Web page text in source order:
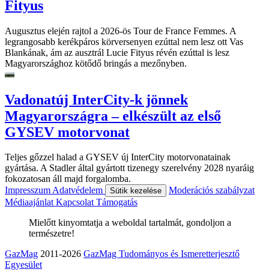
Fityus
Augusztus elején rajtol a 2026-ös Tour de France Femmes. A
legrangosabb kerékpáros körversenyen ezúttal nem lesz ott Vas
Blankának, ám az ausztrál Lucie Fityus révén ezúttal is lesz
Magyarországhoz kötődő bringás a mezőnyben.
Vadonatúj InterCity-k jönnek
Magyarországra – elkészült az első
GYSEV motorvonat
Teljes gőzzel halad a GYSEV új InterCity motorvonatainak
gyártása. A Stadler által gyártott tizenegy szerelvény 2028 nyaráig
fokozatosan áll majd forgalomba.
ImpresszumAdatvédelem Sütik kezelése
Moderációs szabályzat
MédiaajánlatKapcsolatTámogatás
Mielőtt kinyomtatja a weboldal tartalmát, gondoljon a
természetre!
GazMag 2011-2026 GazMag Tudományos és Ismeretterjesztő
Egyesület